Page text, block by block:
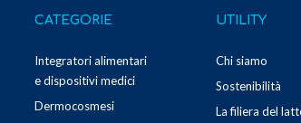
CATEGORIE
Integratori alimentari
e dispositivi medici
Dermocosmesi
UTILITY
Chi siamo
Sostenibilità
La filiera del